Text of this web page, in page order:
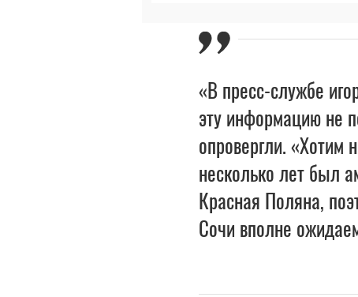
«В пресс-службе
эту информацию не
опровергли. «Хотим
несколько лет был
Красная Поляна,
Сочи вполне